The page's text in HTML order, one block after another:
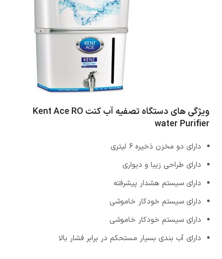
ویژگی های دستگاه تصفیه آب کنت Kent Ace RO
water Purifier
دارای دو مخزن ذخیره 6 لیتری
دارای طراحی زیبا و دیواری
دارای سیستم هشدار پیشرفته
دارای سیستم خودکار خاموشی
دارای سیستم خودکار خاموشی
دارای آب بندی بسیار مستحکم در برابر فشار بالا